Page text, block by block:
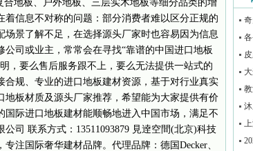
地板、户外地板、三层实木地板等细分品类的增
信息不对称的问题：部分消费者难以区分正规的
景了解不足，在选择源头厂家时也容易因为信息
司或业主，常常会在寻找“靠谱的中国进口地板
要么售后服务跟不上，要么无法提供一站式的
规、专业的进口地板建材资源，基于对行业真实
地板材质及源头厂家推荐，希望能为大家提供有价
际进口地板建材能顺畅地进入中国市场，满足不
司 联系方式：13511093879 見逹空間(北京)科技
注国际奢华建材品牌。代理品牌：德国Decker、